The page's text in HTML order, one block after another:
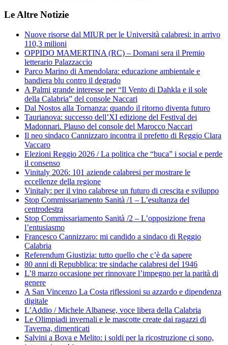
Le Altre Notizie
Nuove risorse dal MIUR per le Università calabresi: in arrivo
110,3 milioni
OPPIDO MAMERTINA (RC) – Domani sera il Premio
letterario Palazzaccio
Parco Marino di Amendolara: educazione ambientale e
bandiera blu contro il degrado
A Palmi grande interesse per “Il Vento di Dahkla e il sole
della Calabria” del console Naccari
Dal Nostos alla Tornanza: quando il ritorno diventa futuro
Taurianova: successo dell’XI edizione del Festival dei
Madonnari. Plauso del console del Marocco Naccari
Il neo sindaco Cannizzaro incontra il prefetto di Reggio Clara
Vaccaro
Elezioni Reggio 2026 / La politica che “buca” i social e perde
il consenso
Vinitaly 2026: 101 aziende calabresi per mostrare le
eccellenze della regione
Vinitaly: per il vino calabrese un futuro di crescita e sviluppo
Stop Commissariamento Sanità /1 – L’esultanza del
centrodestra
Stop Commissariamento Sanità /2 – L’opposizione frena
l’entusiasmo
Francesco Cannizzaro: mi candido a sindaco di Reggio
Calabria
Referendum Giustizia: tutto quello che c’è da sapere
80 anni di Repubblica: tre sindache calabresi del 1946
L’8 marzo occasione per rinnovare l’impegno per la parità di
genere
A San Vincenzo La Costa riflessioni su azzardo e dipendenza
digitale
L’Addio / Michele Albanese, voce libera della Calabria
Le Olimpiadi invernali e le mascotte create dai ragazzi di
Taverna, dimenticati
Salvini a Bova e Melito: i soldi per la ricostruzione ci sono,